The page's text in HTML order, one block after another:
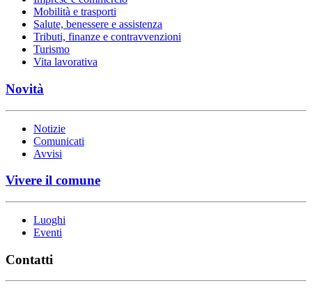
Mobilità e trasporti
Salute, benessere e assistenza
Tributi, finanze e contravvenzioni
Turismo
Vita lavorativa
Novità
Notizie
Comunicati
Avvisi
Vivere il comune
Luoghi
Eventi
Contatti